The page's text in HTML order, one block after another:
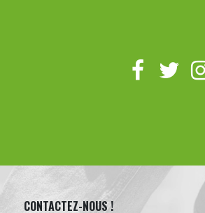
CONTACTEZ-NOUS !